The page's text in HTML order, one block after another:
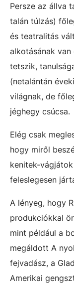
Persze az állva
talán túlzás)
és teatralitás
alkotásának
tetszik,
(netalántán
világnak, de
jéghegy csúcsa.
Elég csak
hogy miről
kenitek-
feleslegesen
A lényeg, hogy
produkciókkal
mint például a
megáldott A
fejvadász, a
Amerikai